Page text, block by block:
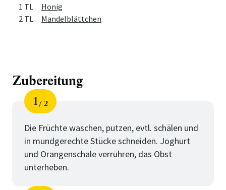
1 TL
Honig
2 TL
Mandelblättchen
Zubereitung
Schritt
1
von
2
Die Früchte waschen, putzen, evtl. schälen und
in mundgerechte Stücke schneiden. Joghurt
und Orangenschale verrühren, das Obst
unterheben.